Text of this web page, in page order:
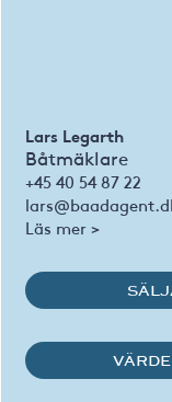
Lars Legarth
Båtmäklare
+45 40 54 87 22
Läs mer >